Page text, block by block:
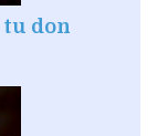
tu don